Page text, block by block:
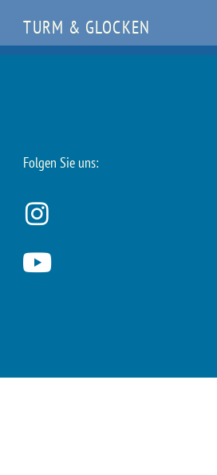
TURM & GLOCKEN
Folgen Sie uns: